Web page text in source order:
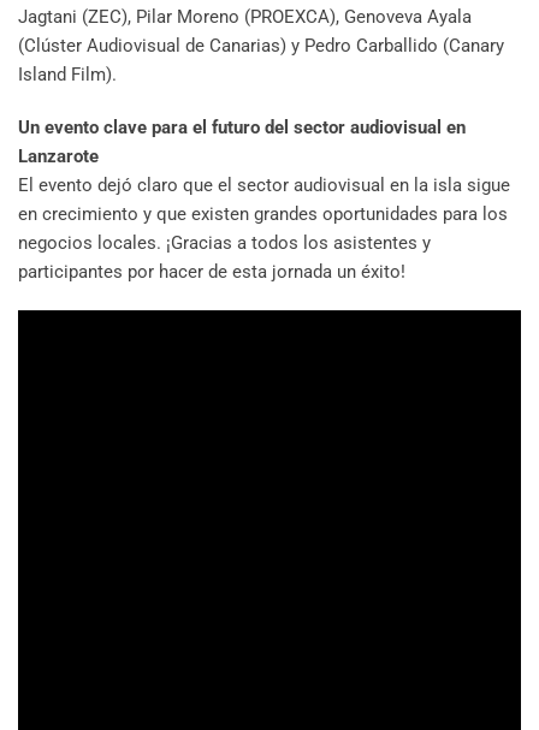
Jagtani (ZEC), Pilar Moreno (PROEXCA), Genoveva Ayala
(Clúster Audiovisual de Canarias) y Pedro Carballido (Canary
Island Film).
Un evento clave para el futuro del sector audiovisual en
Lanzarote
El evento dejó claro que el sector audiovisual en la isla sigue
en crecimiento y que existen grandes oportunidades para los
negocios locales. ¡Gracias a todos los asistentes y
participantes por hacer de esta jornada un éxito!